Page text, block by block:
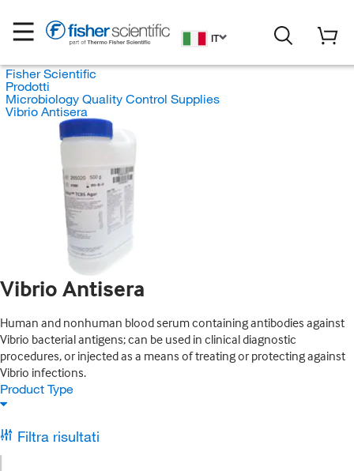
IT
Fisher Scientific
Prodotti
Microbiology Quality Control Supplies
Vibrio Antisera
Vibrio Antisera
Human and nonhuman blood serum containing antibodies against
Vibrio bacterial antigens; can be used in clinical diagnostic
procedures, or injected as a means of treating or protecting against
Vibrio infections.
Product Type
Filtra risultati